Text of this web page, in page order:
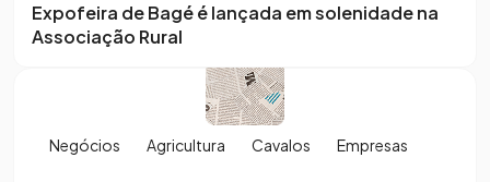
Expofeira de Bagé é lançada em solenidade na
Associação Rural
Negócios Agricultura Cavalos Empresas